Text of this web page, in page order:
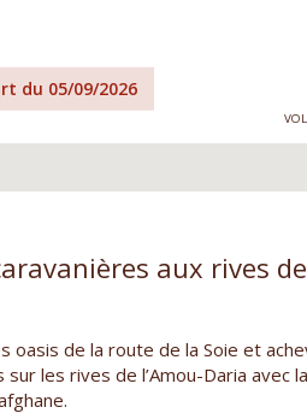
du 05/09/2026
aux rives de
oasis de la route de la Soie et
les rives de l’Amou-Daria avec